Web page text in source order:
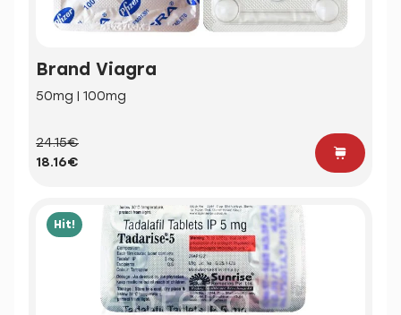
Brand Viagra
50mg | 100mg
24.15€
18.16€
Hit!